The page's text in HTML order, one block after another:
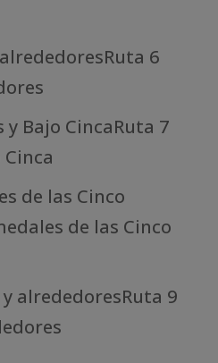
6
y Bajo CincaRuta 7
de las Cinco
de las Cinco
alrededoresRuta 9